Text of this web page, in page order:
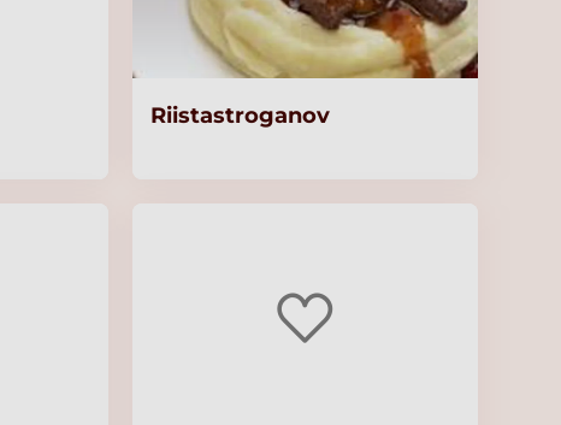
Riistastroganov